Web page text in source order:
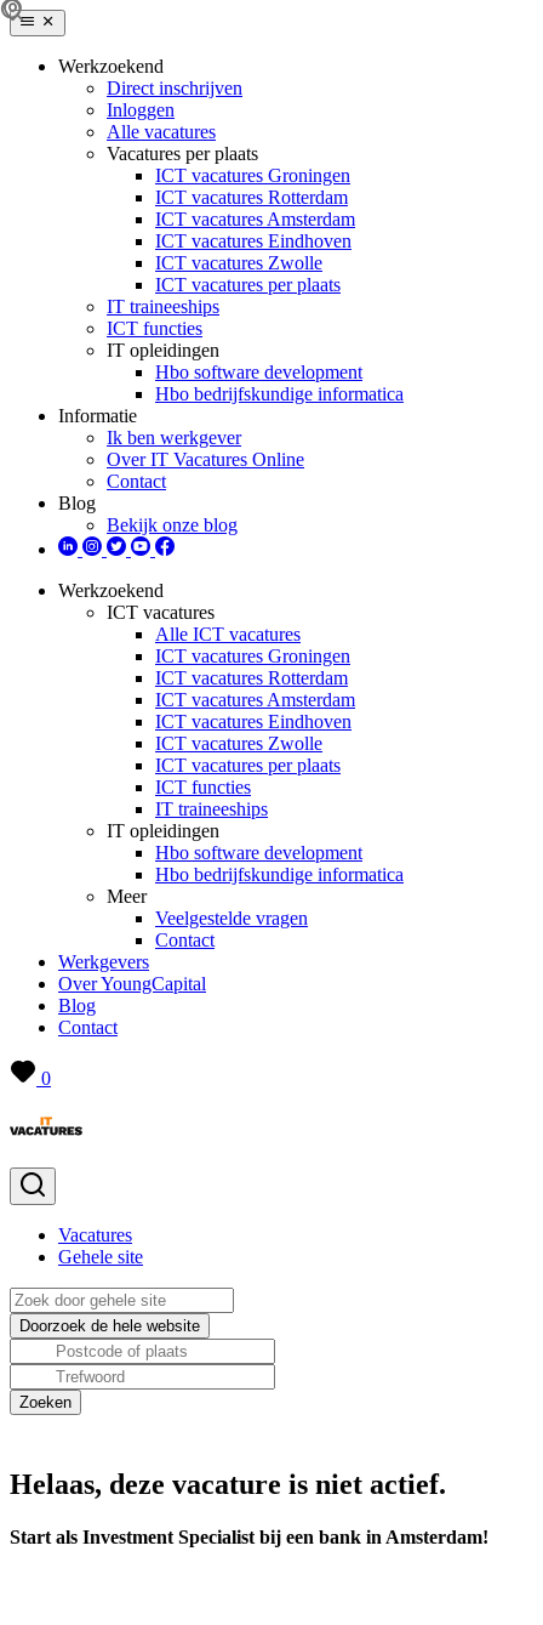
Werkzoekend
Direct inschrijven
Inloggen
Alle vacatures
Vacatures per plaats
ICT vacatures Groningen
ICT vacatures Rotterdam
ICT vacatures Amsterdam
ICT vacatures Eindhoven
ICT vacatures Zwolle
ICT vacatures per plaats
IT traineeships
ICT functies
IT opleidingen
Hbo software development
Hbo bedrijfskundige informatica
Informatie
Ik ben werkgever
Over IT Vacatures Online
Contact
Blog
Bekijk onze blog
Werkzoekend
ICT vacatures
Alle ICT vacatures
ICT vacatures Groningen
ICT vacatures Rotterdam
ICT vacatures Amsterdam
ICT vacatures Eindhoven
ICT vacatures Zwolle
ICT vacatures per plaats
ICT functies
IT traineeships
IT opleidingen
Hbo software development
Hbo bedrijfskundige informatica
Meer
Veelgestelde vragen
Contact
Werkgevers
Over YoungCapital
Blog
Contact
0
Vacatures
Gehele site
Helaas, deze vacature is niet actief.
Start als Investment Specialist bij een bank in Amsterdam!